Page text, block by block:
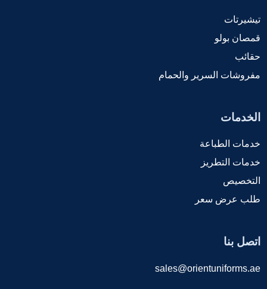
تيشيرتات
قمصان بولو
حقائب
مفروشات السرير والحمام
الخدمات
خدمات الطباعة
خدمات التطريز
التخصيص
طلب عرض سعر
اتصل بنا
sales@orientuniforms.ae